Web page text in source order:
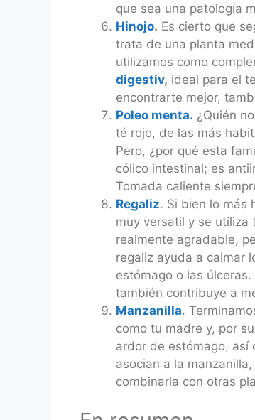
que sea una patología
Hinojo. Es cierto que
trata de una planta
utilizamos como
digestiv, ideal para el
encontrarte mejor,
Poleo menta. ¿Quién
té rojo, de las más
Pero, ¿por qué esta
cólico intestinal; es
Tomada caliente
Regaliz. Si bien lo más
muy versatil y se utiliza
realmente agradable,
regaliz ayuda a calmar
estómago o las
también contribuye a
Manzanilla.
como tu madre y, por
ardor de estómago, así
asocian a la
combinarla con otras